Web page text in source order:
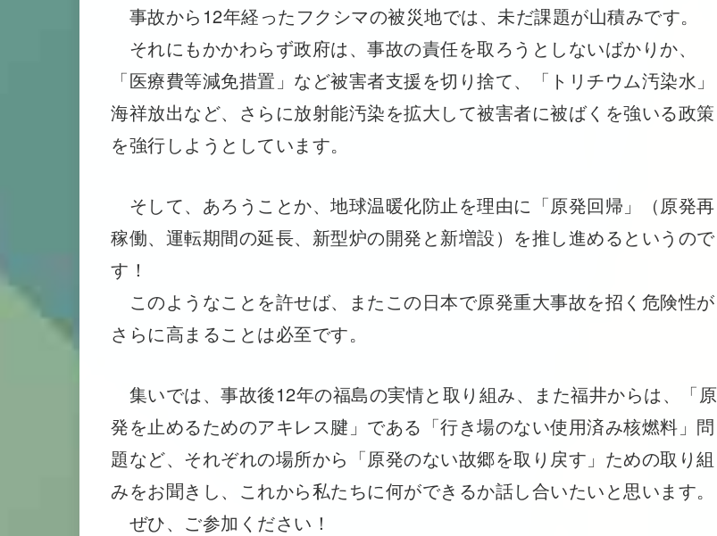
事故から12年経ったフクシマの被災地では、未だ課題が山積みです。
それにもかかわらず政府は、事故の責任を取ろうとしないばかりか、
「医療費等減免措置」など被害者支援を切り捨て、「トリチウム汚染水」
海祥放出など、さらに放射能汚染を拡大して被害者に被ばくを強いる政策
を強行しようとしています。
そして、あろうことか、地球温暖化防止を理由に「原発回帰」（原発再
稼働、運転期間の延長、新型炉の開発と新増設）を推し進めるというので
す！
このようなことを許せば、またこの日本で原発重大事故を招く危険性が
さらに高まることは必至です。
集いでは、事故後12年の福島の実情と取り組み、また福井からは、「原
発を止めるためのアキレス腱」である「行き場のない使用済み核燃料」問
題など、それぞれの場所から「原発のない故郷を取り戻す」ための取り組
みをお聞きし、これから私たちに何ができるか話し合いたいと思います。
ぜひ、ご参加ください！